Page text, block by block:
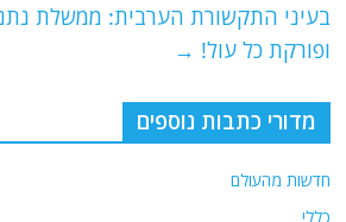
p
o
בעיני התקשורת הערבית: ממשלת
ופורקת כל עול! →
מדורי כתבות נוספים
חדשות מהעולם
כללי